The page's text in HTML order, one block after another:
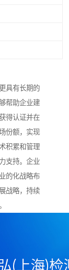
具有长期的
帮助企业建
得认证并在
份额，实现
积累和管理
支持。企业
的化战略布
战略，持续